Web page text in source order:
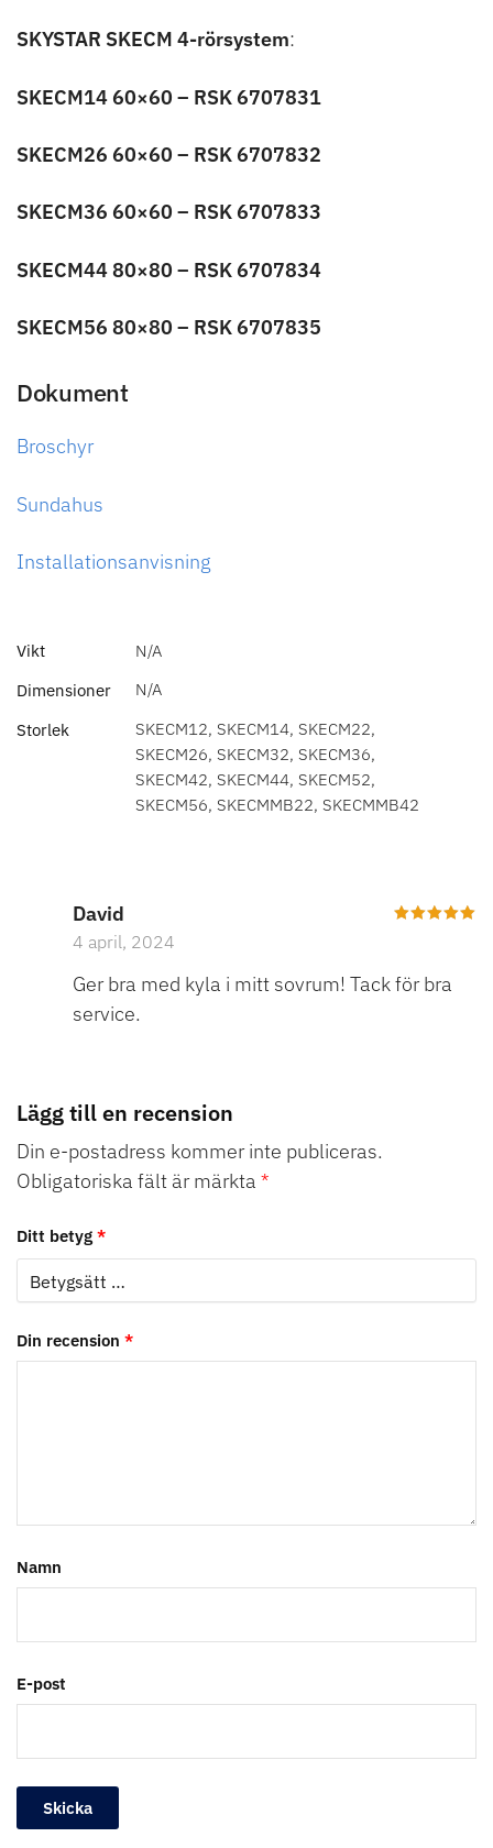
SKYSTAR SKECM 4-rörsystem:
SKECM14 60×60 – RSK 6707831
SKECM26 60×60 – RSK 6707832
SKECM36 60×60 – RSK 6707833
SKECM44 80×80 – RSK 6707834
SKECM56 80×80 – RSK 6707835
Dokument
Broschyr
Sundahus
Installationsanvisning
Vikt
N/A
Dimensioner
N/A
Storlek
SKECM12, SKECM14, SKECM22,
SKECM26, SKECM32, SKECM36,
SKECM42, SKECM44, SKECM52,
SKECM56, SKECMMB22, SKECMMB42
David
4 april, 2024
Ger bra med kyla i mitt sovrum! Tack för bra
service.
Lägg till en recension
Din e-postadress kommer inte publiceras.
Obligatoriska fält är märkta *
Ditt betyg *
Din recension *
Namn
E-post
funktionalitet
uppbyggnad,
hur
används.
Upplevelse
hemsida ska
bra som
möjligt
besök. Om
här kakorna
funktionalitet
Genom att dela
med dig av dina
intressen och ditt
beteende när du
anpassat innehåll
och erbjudanden.